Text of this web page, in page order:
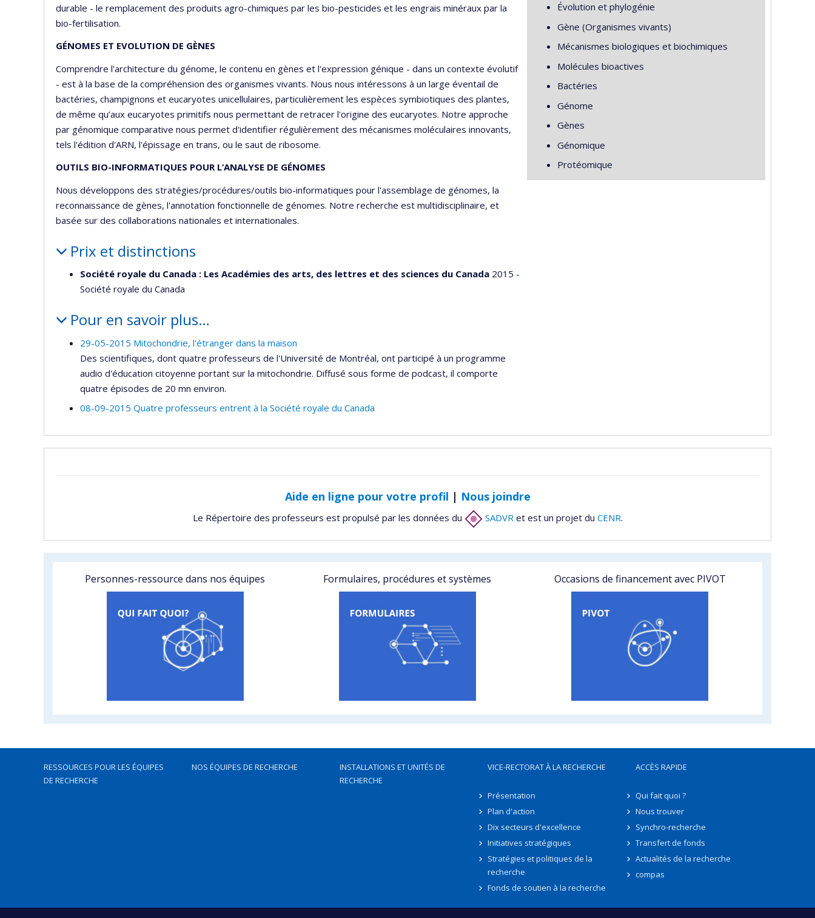
durable - le remplacement des produits agro-chimiques par les bio-pesticides et les engrais minéraux par la
bio-fertilisation.
GÉNOMES ET EVOLUTION DE GÈNES
Comprendre l'architecture du génome, le contenu en gènes et l'expression génique - dans un contexte évolutif
- est à la base de la compréhension des organismes vivants. Nous nous intéressons à un large éventail de
bactéries, champignons et eucaryotes unicellulaires, particulièrement les espèces symbiotiques des plantes,
de même qu’aux eucaryotes primitifs nous permettant de retracer l'origine des eucaryotes. Notre approche
par génomique comparative nous permet d'identifier régulièrement des mécanismes moléculaires innovants,
tels l'édition d'ARN, l'épissage en trans, ou le saut de ribosome.
OUTILS BIO-INFORMATIQUES POUR L’ANALYSE DE GÉNOMES
Nous développons des stratégies/procédures/outils bio-informatiques pour l'assemblage de génomes, la
reconnaissance de gènes, l'annotation fonctionnelle de génomes. Notre recherche est multidisciplinaire, et
basée sur des collaborations nationales et internationales.
Prix et distinctions
Société royale du Canada : Les Académies des arts, des lettres et des sciences du Canada 2015 -
Société royale du Canada
Pour en savoir plus…
29-05-2015 Mitochondrie, l'étranger dans la maison
Des scientifiques, dont quatre professeurs de l'Université de Montréal, ont participé à un programme
audio d'éducation citoyenne portant sur la mitochondrie. Diffusé sous forme de podcast, il comporte
quatre épisodes de 20 mn environ.
08-09-2015 Quatre professeurs entrent à la Société royale du Canada
Évolution et phylogénie
Gène (Organismes vivants)
Mécanismes biologiques et biochimiques
Molécules bioactives
Bactéries
Génome
Gènes
Génomique
Protéomique
Aide en ligne pour votre profil | Nous joindre
Le Répertoire des professeurs est propulsé par les données du SADVRet est un projet du CENR.
Personnes-ressource dans nos équipes Formulaires, procédures et systèmes Occasions de financement avec PIVOT
RESSOURCES POUR LES ÉQUIPES
DE RECHERCHE
NOS ÉQUIPES DE RECHERCHE
INSTALLATIONS ET UNITÉS DE
RECHERCHE
VICE-RECTORAT À LA RECHERCHE
Présentation
Plan d'action
Dix secteurs d'excellence
Initiatives stratégiques
Stratégies et politiques de la
recherche
Fonds de soutien à la recherche
ACCÈS RAPIDE
Qui fait quoi ?
Nous trouver
Synchro-recherche
Transfert de fonds
Actualités de la recherche
compas